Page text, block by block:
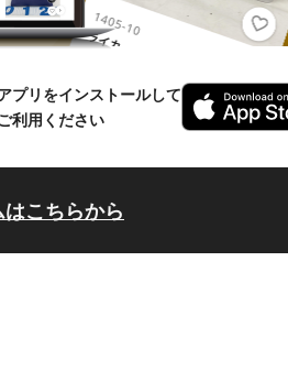
プリをインストールして
利用ください
こちらから